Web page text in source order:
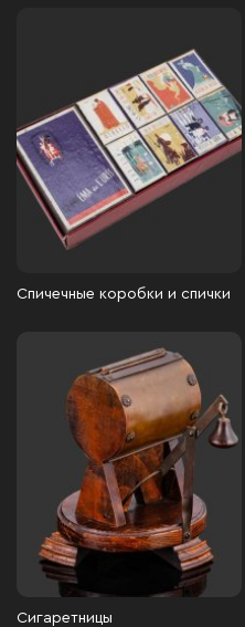
Спичечные коробки и спички
Сигаретницы